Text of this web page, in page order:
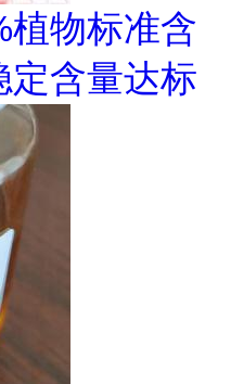
植物标准含
定含量达标